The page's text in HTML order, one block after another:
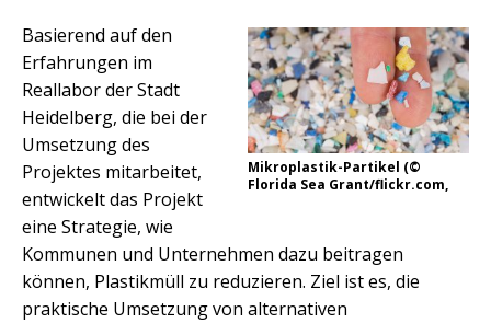
Mikroplastik-Partikel (©
Florida Sea Grant/flickr.com,
Basierend auf den
Erfahrungen im
Reallabor der Stadt
Heidelberg, die bei der
Umsetzung des
Projektes mitarbeitet,
entwickelt das Projekt
eine Strategie, wie
Kommunen und Unternehmen dazu beitragen
können, Plastikmüll zu reduzieren. Ziel ist es, die
praktische Umsetzung von alternativen